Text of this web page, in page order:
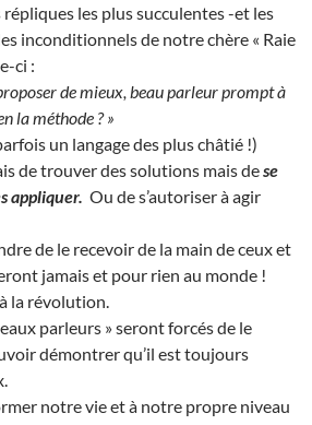
répliques les plus succulentes -et les
inconditionnels de notre chère « Raie
ci :
de mieux, beau parleur prompt à
la méthode ? »
un langage des plus châtié !)
de trouver des solutions mais dese
appliquer. Ou de s’autoriser à agir
de le recevoir de la main de ceux et
jamais et pour rien au monde !
la révolution.
parleurs » seront forcés de le
démontrer qu’il est toujours
notre vie et à notre propre niveau